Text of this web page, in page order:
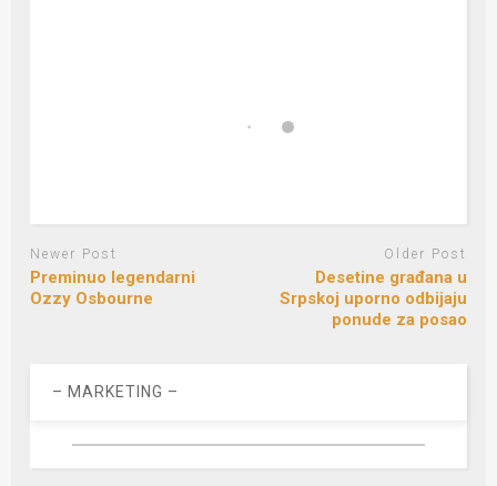
Newer Post
Preminuo legendarni
Ozzy Osbourne
Older Post
Desetine građana u
Srpskoj uporno odbijaju
ponude za posao
– MARKETING –